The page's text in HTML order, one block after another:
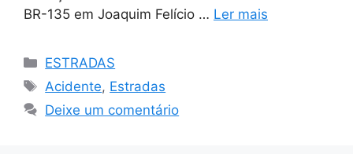
BR-135 em Joaquim Felício … Ler mais
Categorias
ESTRADAS
Tags
Acidente, Estradas
Deixe um comentário